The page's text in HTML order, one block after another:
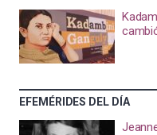
EFEMÉRIDES DEL DÍA